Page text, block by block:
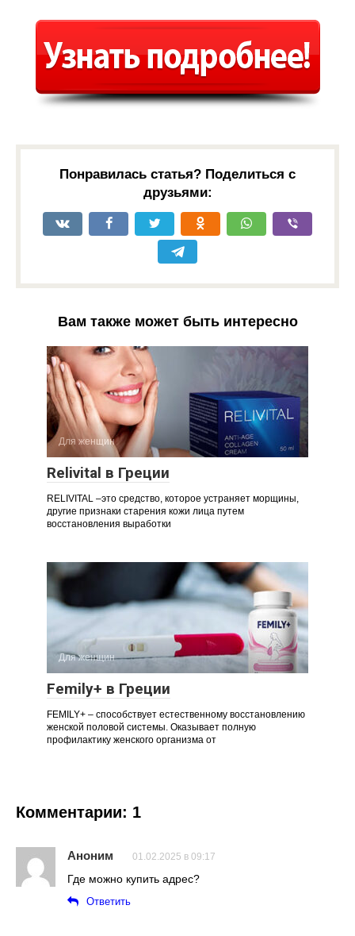
Понравилась статья? Поделиться с
друзьями:
Вам также может быть интересно
Для женщин
Relivital в Греции
RELIVITAL –это средство, которое устраняет морщины,
другие признаки старения кожи лица путем
восстановления выработки
Для женщин
Femily+ в Греции
FEMILY+ – способствует естественному восстановлению
женской половой системы. Оказывает полную
профилактику женского организма от
Комментарии: 1
Аноним 01.02.2025 в 09:17
Где можно купить адрес?
Ответить